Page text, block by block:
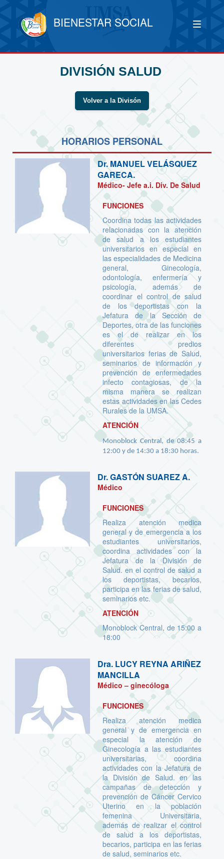
BIENESTAR SOCIAL
DIVISIÓN SALUD
Volver a la Divisón
HORARIOS PERSONAL
Dr. MANUEL VELÁSQUEZ
GARECA.
Médico- Jefe a.i. Div. De Salud
FUNCIONES
Coordina todas las actividades
relacionadas con la atención
de salud a los estudiantes
universitarios en especial en
las especialidades de Medicina
general, Ginecología,
odontología, enfermería y
psicología, además de
coordinar el control de salud
de los deportistas con la
Jefatura de la Sección de
Deportes, otra de las funciones
es el de realizar en los
diferentes predios
universitarios ferias de Salud,
seminarios de información y
prevención de enfermedades
infecto contagiosas, de la
misma manera se realizan
estas actividades en las Cedes
Rurales de la UMSA.
ATENCIÓN
Monoblock Central, de 08:45 a
12:00 y de 14:30 a 18:30 horas.
Dr.GASTÓN SUAREZ A.
Médico
FUNCIONES
Realiza atención medica
general y de emergencia a los
estudiantes universitarios,
coordina actividades con la
Jefatura de la División de
Salud. en el control de salud a
los deportistas, becarios,
participa en las ferias de salud,
seminarios etc.
ATENCIÓN
Monoblock Central, de 15:00 a
18:00
Dra. LUCY REYNA ARIÑEZ
MANCILLA
Médico – ginecóloga
FUNCIONES
Realiza atención medica
general y de emergencia en
especial la atención de
Ginecología a las estudiantes
universitarias, coordina
actividades con la Jefatura de
la División de Salud. en las
campañas de detección y
prevención de Cáncer Cervico
Uterino en la población
femenina Universitaria,
además de realizar el control
de salud a los deportistas,
becarios, participa en las ferias
de salud, seminarios etc.